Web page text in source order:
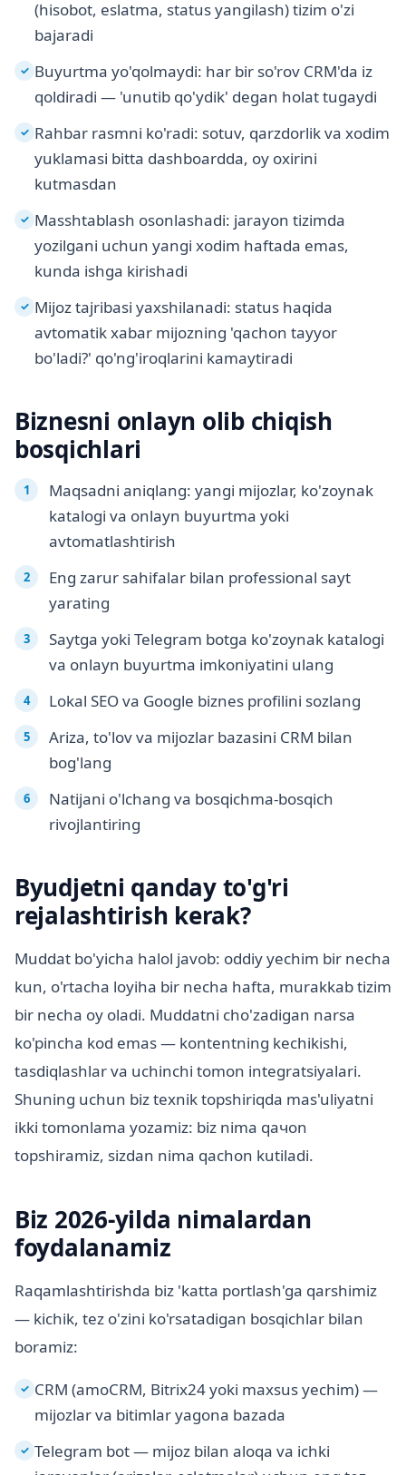
(hisobot, eslatma, status yangilash) tizim o'zi
bajaradi
✓ Buyurtma yo'qolmaydi: har bir so'rov CRM'da iz
qoldiradi — 'unutib qo'ydik' degan holat tugaydi
✓ Rahbar rasmni ko'radi: sotuv, qarzdorlik va xodim
yuklamasi bitta dashboardda, oy oxirini
kutmasdan
✓ Masshtablash osonlashadi: jarayon tizimda
yozilgani uchun yangi xodim haftada emas,
kunda ishga kirishadi
✓ Mijoz tajribasi yaxshilanadi: status haqida
avtomatik xabar mijozning 'qachon tayyor
bo'ladi?' qo'ng'iroqlarini kamaytiradi
Biznesni onlayn olib chiqish
bosqichlari
Maqsadni aniqlang: yangi mijozlar, ko'zoynak
katalogi va onlayn buyurtma yoki
avtomatlashtirish
Eng zarur sahifalar bilan professional sayt
yarating
Saytga yoki Telegram botga ko'zoynak katalogi
va onlayn buyurtma imkoniyatini ulang
Lokal SEO va Google biznes profilini sozlang
Ariza, to'lov va mijozlar bazasini CRM bilan
bog'lang
Natijani o'lchang va bosqichma-bosqich
rivojlantiring
Byudjetni qanday to'g'ri
rejalashtirish kerak?
Muddat bo'yicha halol javob: oddiy yechim bir necha
kun, o'rtacha loyiha bir necha hafta, murakkab tizim
bir necha oy oladi. Muddatni cho'zadigan narsa
ko'pincha kod emas — kontentning kechikishi,
tasdiqlashlar va uchinchi tomon integratsiyalari.
Shuning uchun biz texnik topshiriqda mas'uliyatni
ikki tomonlama yozamiz: biz nima qачon
topshiramiz, sizdan nima qachon kutiladi.
Biz 2026-yilda nimalardan
foydalanamiz
Raqamlashtirishda biz 'katta portlash'ga qarshimiz
— kichik, tez o'zini ko'rsatadigan bosqichlar bilan
boramiz:
✓ CRM (amoCRM, Bitrix24 yoki maxsus yechim) —
mijozlar va bitimlar yagona bazada
✓ Telegram bot — mijoz bilan aloqa va ichki